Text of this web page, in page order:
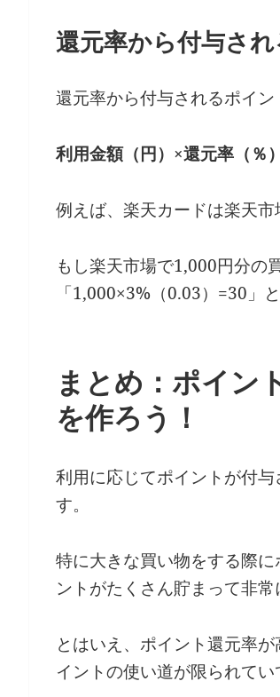
還元率から付与さ
還元率から付与されるポイン
利用金額（円）×還元率（％
例えば、楽天カードは楽天市
もし楽天市場で1,000円分の
「1,000×3%（0.03）=30」
まとめ：ポイン
を作ろう！
利用に応じてポイントが付
す。
特に大きな買い物をする際
ントがたくさん貯まって非常
とはいえ、ポイント還元率
イントの使い道が限られてい